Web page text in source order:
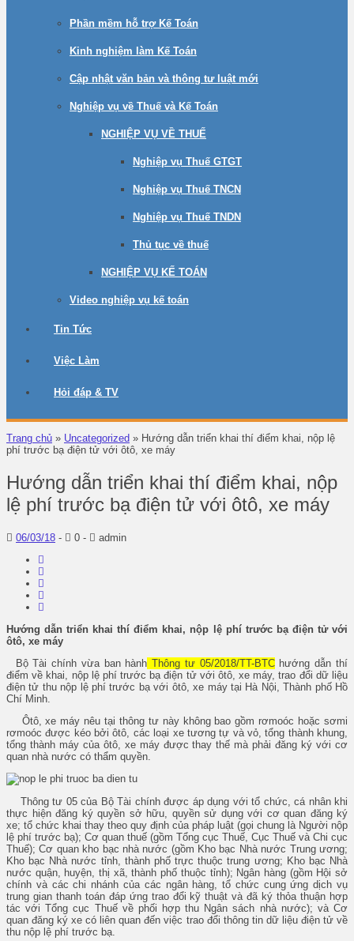
Phần mềm hỗ trợ Kế Toán
Kinh nghiệm làm Kế Toán
Cập nhật văn bản và thông tư luật mới
Nghiệp vụ về Thuế và Kế Toán
NGHIỆP VỤ VỀ THUẾ
Nghiệp vụ Thuế GTGT
Nghiệp vụ Thuế TNCN
Nghiệp vụ Thuế TNDN
Thủ tục về thuế
NGHIỆP VỤ KẾ TOÁN
Video nghiệp vụ kế toán
Tin Tức
Việc Làm
Hỏi đáp & TV
Trang chủ » Uncategorized » Hướng dẫn triển khai thí điểm khai, nộp lệ
phí trước bạ điện tử với ôtô, xe máy
Hướng dẫn triển khai thí điểm khai, nộp
lệ phí trước bạ điện tử với ôtô, xe máy
06/03/18 - 0 - admin
Hướng dẫn triển khai thí điểm khai, nộp lệ phí trước bạ điện tử với
ôtô, xe máy
Bộ Tài chính vừa ban hành Thông tư 05/2018/TT-BTChướng dẫn thí
điểm về khai, nộp lệ phí trước bạ điện tử với ôtô, xe máy, trao đổi dữ liệu
điện tử thu nộp lệ phí trước bạ với ôtô, xe máy tại Hà Nội, Thành phố Hồ
Chí Minh.
Ôtô, xe máy nêu tại thông tư này không bao gồm rơmoóc hoặc sơmi
rơmoóc được kéo bởi ôtô, các loại xe tương tự và vỏ, tổng thành khung,
tổng thành máy của ôtô, xe máy được thay thế mà phải đăng ký với cơ
quan nhà nước có thẩm quyền.
Thông tư 05 của Bộ Tài chính được áp dụng với tổ chức, cá nhân khi
thực hiện đăng ký quyền sở hữu, quyền sử dụng với cơ quan đăng ký
xe; tổ chức khai thay theo quy định của pháp luật (gọi chung là Người nộp
lệ phí trước bạ); Cơ quan thuế (gồm Tổng cục Thuế, Cục Thuế và Chi cục
Thuế); Cơ quan kho bạc nhà nước (gồm Kho bạc Nhà nước Trung ương;
Kho bạc Nhà nước tỉnh, thành phố trực thuộc trung ương; Kho bạc Nhà
nước quận, huyện, thị xã, thành phố thuộc tỉnh); Ngân hàng (gồm Hội sở
chính và các chi nhánh của các ngân hàng, tổ chức cung ứng dịch vụ
trung gian thanh toán đáp ứng trao đổi kỹ thuật và đã ký thỏa thuận hợp
tác với Tổng cục Thuế về phối hợp thu Ngân sách nhà nước); và Cơ
quan đăng ký xe có liên quan đến việc trao đổi thông tin dữ liệu điện tử về
thu nộp lệ phí trước bạ.